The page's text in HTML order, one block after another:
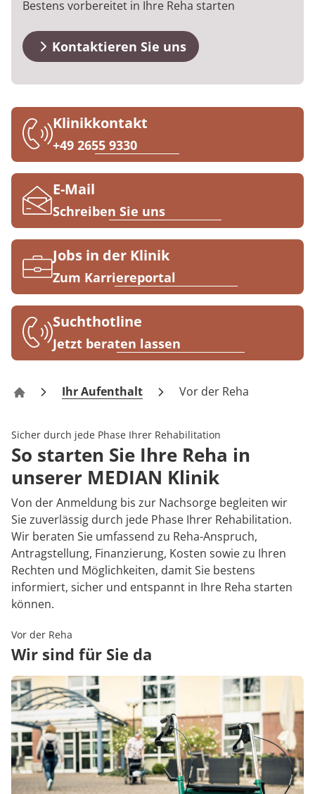
Anreise
FAQs
Kosten & Kostenträger
Zuzahlung & Befreiung
Kinder-und Jugendreha
Gastroenterologie
Geriatrie
Gynäkologie
HTS & Cochlea
Long Covid
Onkologie
Pneumologie
Rheumatologie
Prävention
Nachsorge
Qualität & Expertise
Energiepolitik
Publikationsdatenbank
Ihr Weg zu MEDIAN
Kosten & Kostenträger
Zuzahlung & Befreiung
Reha Checkliste
Zuweiser
Über MEDIAN
Kooperationen
Presse
Blog
Karriere
Bestens vorbereitet in Ihre Reha starten
Kontaktieren Sie uns
Klinikkontakt
+49 2655 9330
E-Mail
Schreiben Sie uns
Jobs in der Klinik
Zum Karriereportal
Suchthotline
Jetzt beraten lassen
Klinik Am Waldsee
Ihr Aufenthalt Vor der Reha
Sicher durch jede Phase Ihrer Rehabilitation
So starten Sie Ihre Reha in
unserer MEDIAN Klinik
Von der Anmeldung bis zur Nachsorge begleiten wir
Sie zuverlässig durch jede Phase Ihrer Rehabilitation.
Wir beraten Sie umfassend zu Reha-Anspruch,
Antragstellung, Finanzierung, Kosten sowie zu Ihren
Rechten und Möglichkeiten, damit Sie bestens
informiert, sicher und entspannt in Ihre Reha starten
können.
Vor der Reha
Wir sind für Sie da